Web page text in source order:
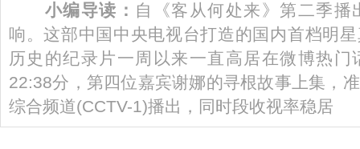
小编导读： 自《客从何处来》第二季播
响。这部中国中央电视台打造的国内首档明
历史的纪录片一周以来一直高居在微博热门
22:38分，第四位嘉宾谢娜的寻根故事上集，
综合频道(CCTV-1)播出，同时段收视率稳居